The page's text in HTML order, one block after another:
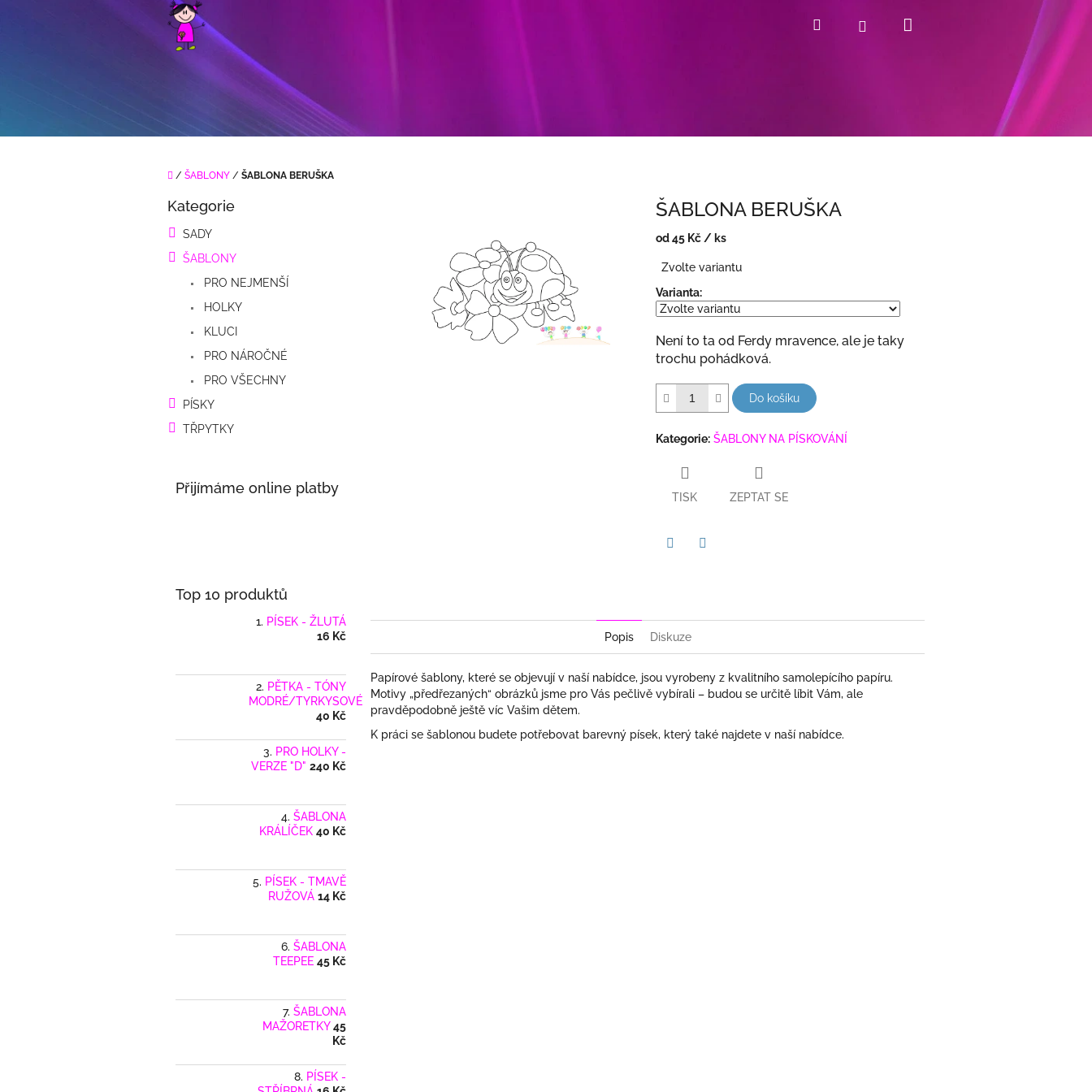
Hledat Přihlášení
Domů
/ ŠABLONY / ŠABLONA BERUŠKA
Přeskočit
Kategorie
SADY
ŠABLONY
PRO NEJMENŠÍ
HOLKY
KLUCI
PRO NÁROČNÉ
PRO VŠECHNY
PÍSKY
TŘPYTKY
Přijímáme online platby
Top 10 produktů
PÍSEK - ŽLUTÁ
16 Kč
PĚTKA - TÓNY
MODRÉ/TYRKYSOVÉ
40 Kč
PRO HOLKY -
VERZE "D" 240 Kč
ŠABLONA
KRÁLÍČEK 40 Kč
PÍSEK - TMAVĚ
RUŽOVÁ 14 Kč
ŠABLONA
TEEPEE 45 Kč
ŠABLONA
MAŽORETKY 45
Kč
PÍSEK -
ŠABLONA BERUŠKA
od45 Kč / ks
cena:
Zvolte variantu
Varianta:
Není to ta od Ferdy mravence, ale je taky
trochu pohádková.
Do košíku
Kategorie: ŠABLONY NA PÍSKOVÁNÍ
TISK ZEPTAT SE
Popis Diskuze
Papírové šablony, které se objevují v naší nabídce, jsou vyrobeny z kvalitního samolepícího papíru.
Motivy „předřezaných“ obrázků jsme pro Vás pečlivě vybírali – budou se určitě líbit Vám, ale
pravděpodobně ještě víc Vašim dětem.
K práci se šablonou budete potřebovat barevný písek, který také najdete v naší nabídce.